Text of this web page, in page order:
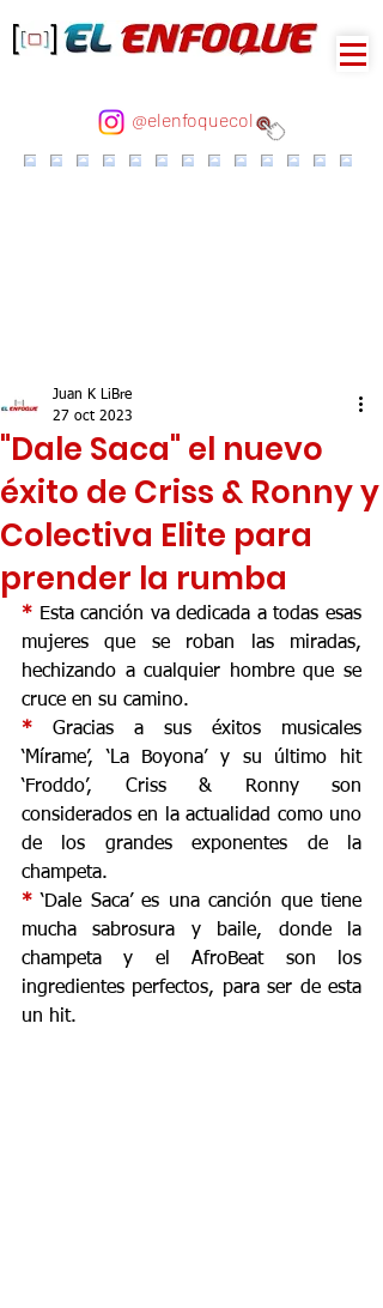
@elenfoquecol
"Dale Saca" el nuevo
éxito de Criss & Ronny y
Colectiva Elite para
prender la rumba
Juan K LiBre
27 oct 2023
* Esta canción va dedicada a todas esas
mujeres que se roban las miradas,
hechizando a cualquier hombre que se
cruce en su camino.
* Gracias a sus éxitos musicales
‘Mírame’, ‘La Boyona’ y su último hit
‘Froddo’, Criss & Ronny son
considerados en la actualidad como uno
de los grandes exponentes de la
champeta.
* ‘Dale Saca’ es una canción que tiene
mucha sabrosura y baile, donde la
champeta y el AfroBeat son los
ingredientes perfectos, para ser de esta
un hit.